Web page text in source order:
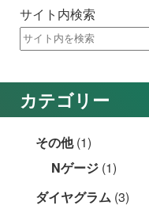
サイト内検索
カテゴリー
その他(1)
Nゲージ (1)
ダイヤグラム (3)